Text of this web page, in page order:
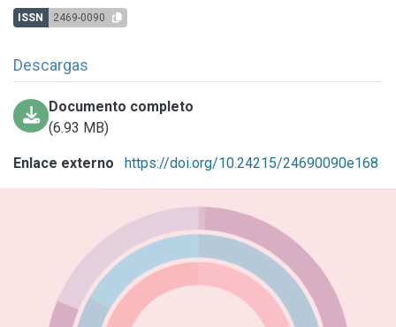
ISSN 2469-0090
Descargas
Documento completo
(6.93 MB)
Enlace externo https://doi.org/10.24215/24690090e168